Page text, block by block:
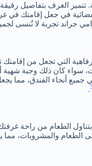
تتميز الغرف بتفاصيل
الفضائية في جعل إقامتك
جراند تجربة لا تُنسى
التي تجعل من إقامتك
كان ذلك وجبة شهية
أنحاء الفندق، مما
.
الطعام من راحة
والمشروبات، مما